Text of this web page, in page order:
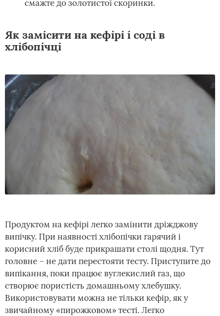
смажте до золотистої скоринки.
Як замісити на кефірі і соді в
хлібопічці
Продуктом на кефірі легко замінити дріжджову
випічку. При наявності хлібопічки гарячий і
корисний хліб буде прикрашати столі щодня. Тут
головне – не дати перестояти тесту. Приступите до
випікання, поки працює вуглекислий газ, що
створює пористість домашньому хлебушку.
Використовувати можна не тільки кефір, як у
звичайному «пирожковом» тесті. Легко